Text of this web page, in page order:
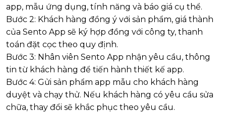
app, mẫu ứng dụng, tính năng và báo giá cụ thể.
Bước 2: Khách hàng đồng ý với sản phẩm, giá thành
của Sento App sẽ ký hợp đồng với công ty, thanh
toán đặt cọc theo quy định.
Bước 3: Nhân viên Sento App nhận yêu cầu, thông
tin từ khách hàng để tiến hành thiết kế app.
Bước 4: Gửi sản phẩm app mẫu cho khách hàng
duyệt và chạy thử. Nếu khách hàng có yêu cầu sửa
chữa, thay đổi sẽ khắc phục theo yêu cầu.